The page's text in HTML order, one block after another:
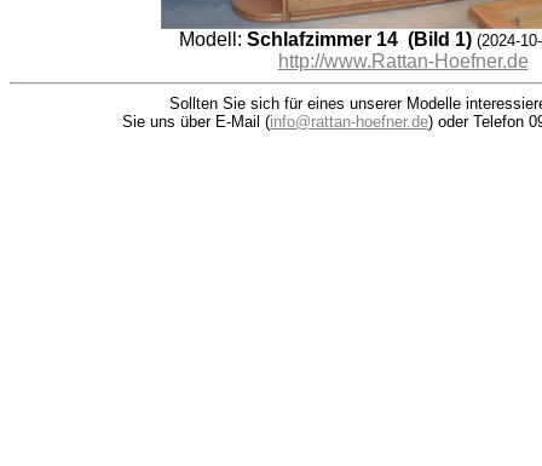
Modell: Schlafzimmer 14 (Bild 1) (2024-
http://www.Rattan-Hoefner.de
Sollten Sie sich für eines unserer Modelle
Sie uns über E-Mail (info@rattan-hoefner.de) oder Telefon